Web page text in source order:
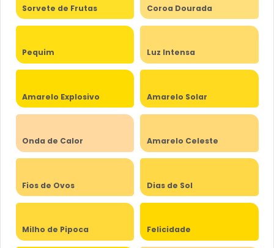
Sorvete de Frutas Coroa Dourada
Pequim Luz Intensa
Amarelo Explosivo Amarelo Solar
Onda de Calor Amarelo Celeste
Fios de Ovos Dias de Sol
Milho de Pipoca Felicidade